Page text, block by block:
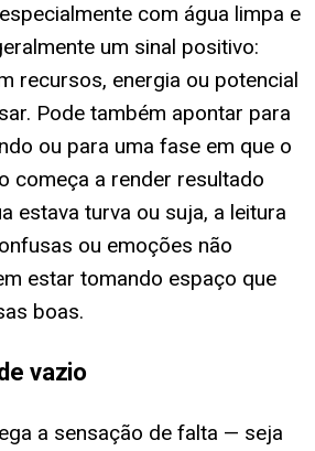
com água limpa e
um sinal positivo:
recursos, energia ou potencial
Pode também apontar para
ou para uma fase em que o
começa a render resultado
estava turva ou suja, a leitura
ou emoções não
estar tomando espaço que
boas.
vazio
a sensação de falta — seja